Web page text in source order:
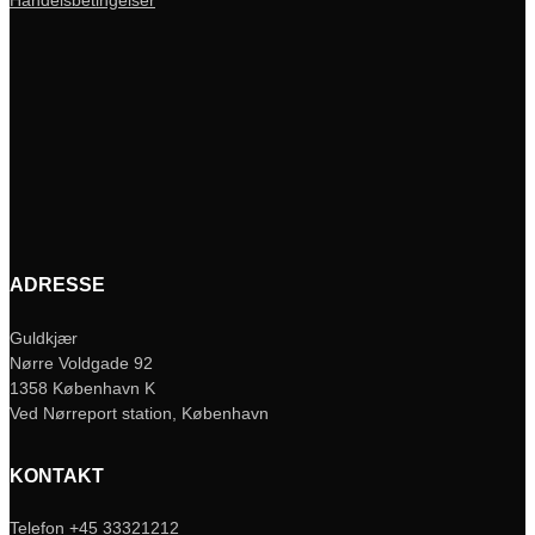
ADRESSE
Guldkjær
Nørre Voldgade 92
1358 København K
Ved Nørreport station, København
KONTAKT
Telefon +45 33321212